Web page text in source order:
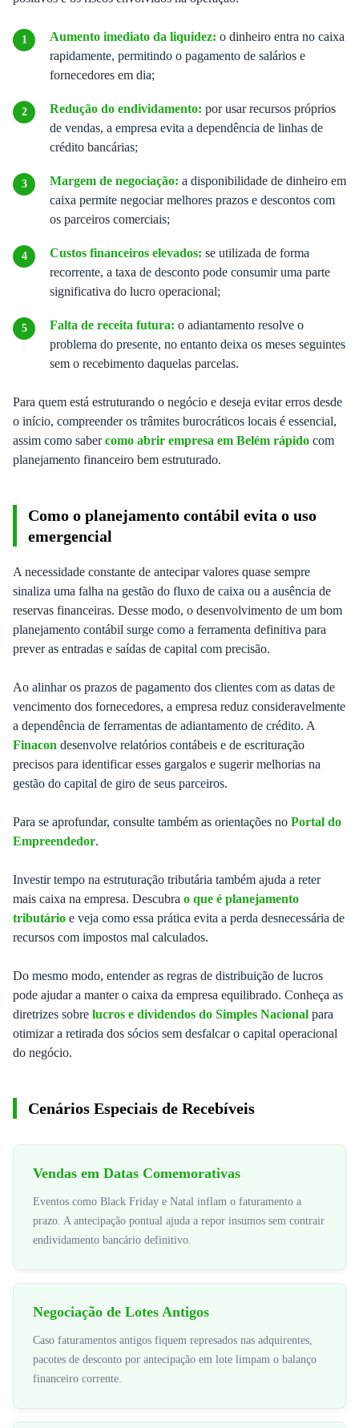
Aumento imediato da liquidez: o dinheiro entra no caixa
rapidamente, permitindo o pagamento de salários e
fornecedores em dia;
Redução do endividamento: por usar recursos próprios
de vendas, a empresa evita a dependência de linhas de
crédito bancárias;
Margem de negociação: a disponibilidade de dinheiro em
caixa permite negociar melhores prazos e descontos com
os parceiros comerciais;
Custos financeiros elevados: se utilizada de forma
recorrente, a taxa de desconto pode consumir uma parte
significativa do lucro operacional;
Falta de receita futura: o adiantamento resolve o
problema do presente, no entanto deixa os meses seguintes
sem o recebimento daquelas parcelas.
Para quem está estruturando o negócio e deseja evitar erros desde
o início, compreender os trâmites burocráticos locais é essencial,
assim como sabercomo abrir empresa em Belém rápido com
planejamento financeiro bem estruturado.
Como o planejamento contábil evita o uso
emergencial
A necessidade constante de antecipar valores quase sempre
sinaliza uma falha na gestão do fluxo de caixa ou a ausência de
reservas financeiras. Desse modo, o desenvolvimento de um bom
planejamento contábil surge como a ferramenta definitiva para
prever as entradas e saídas de capital com precisão.
Ao alinhar os prazos de pagamento dos clientes com as datas de
vencimento dos fornecedores, a empresa reduz consideravelmente
a dependência de ferramentas de adiantamento de crédito. A
Finacon desenvolve relatórios contábeis e de escrituração
precisos para identificar esses gargalos e sugerir melhorias na
gestão do capital de giro de seus parceiros.
Para se aprofundar, consulte também as orientações no Portal do
Empreendedor.
Investir tempo na estruturação tributária também ajuda a reter
mais caixa na empresa. Descubra o que é planejamento
tributário e veja como essa prática evita a perda desnecessária de
recursos com impostos mal calculados.
Do mesmo modo, entender as regras de distribuição de lucros
pode ajudar a manter o caixa da empresa equilibrado. Conheça as
diretrizes sobre lucros e dividendos do Simples Nacional para
otimizar a retirada dos sócios sem desfalcar o capital operacional
do negócio.
Cenários Especiais de Recebíveis
Vendas em Datas Comemorativas
Eventos como Black Friday e Natal inflam o faturamento a
prazo. A antecipação pontual ajuda a repor insumos sem contrair
endividamento bancário definitivo.
Negociação de Lotes Antigos
Caso faturamentos antigos fiquem represados nas adquirentes,
pacotes de desconto por antecipação em lote limpam o balanço
financeiro corrente.